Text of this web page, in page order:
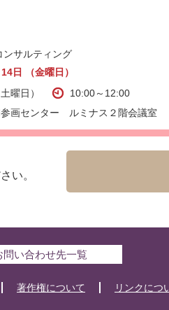
サルティング
日 （金曜日）
曜日）
10:00～12:00
画センター ルミナス２階会議室
い。
問い合わせ先一覧
著作権について リンクにつ